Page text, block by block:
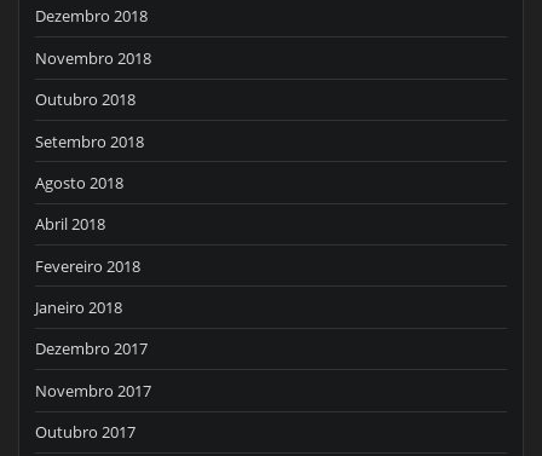
Dezembro 2018
Novembro 2018
Outubro 2018
Setembro 2018
Agosto 2018
Abril 2018
Fevereiro 2018
Janeiro 2018
Dezembro 2017
Novembro 2017
Outubro 2017